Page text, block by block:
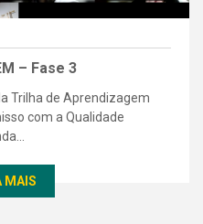
– Fase 3
Trilha de Aprendizagem
com a Qualidade
MAIS